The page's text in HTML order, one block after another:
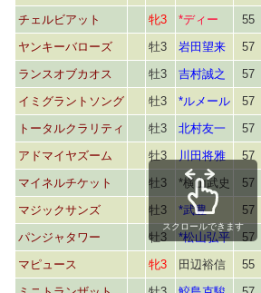
チェルビアット
牝3 *ディー 55
ヤンキーバローズ
牡3 岩田望来 57
ランスオブカオス
牡3 吉村誠之 57
イミグラントソング
牡3 *ルメール 57
トータルクラリティ
牡3 北村友一 57
アドマイヤズーム
牡3 川田将雅 57
マイネルチケット
牡3 *横山武史 57
マジックサンズ
牡3 *武豊 57
パンジャタワー
牡3 *松山弘平 57
マピュース
牝3 田辺裕信 55
スクロールできます